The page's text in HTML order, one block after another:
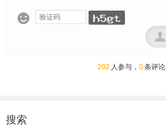


202 人参与， 0条评论
搜索